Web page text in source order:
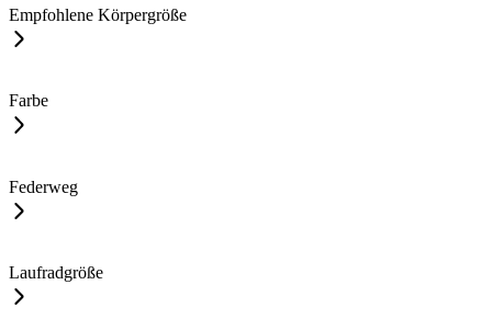
Empfohlene Körpergröße
Farbe
Federweg
Laufradgröße